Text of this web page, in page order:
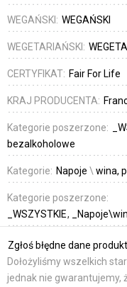
WEGAŃSKI: WEGAŃSKI
WEGETARIAŃSKI:
CERTYFIKAT: Fair For Life
KRAJ PRODUCENTA:
Kategorie poszerzone:
bezalkoholowe
Kategorie: Napoje \ wina,
Kategorie poszerzone:
_WSZYSTKIE
Zgłoś błędne dane
Dołożyliśmy wszelkich
jednak nie gwarantujemy,